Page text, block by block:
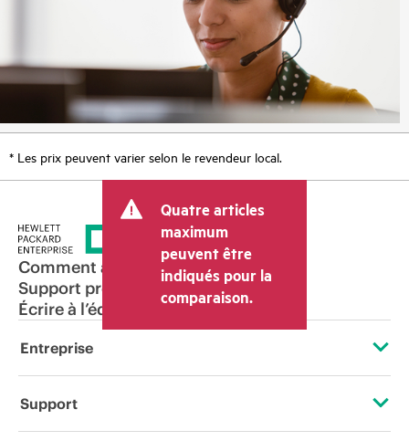
* Les prix peuvent varier selon le revendeur local.
Quatre articles
maximum
peuvent être
indiqués pour la
comparaison.
Comment acheter
Support produit
Écrire à l’équipe commerciale
Entreprise
À propos de HPE
Support